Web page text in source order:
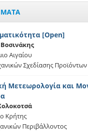
[Open]
Αιγαίου
Σχεδίασης
Μετεωρολογία και
Κρήτης
Περιβάλλοντος